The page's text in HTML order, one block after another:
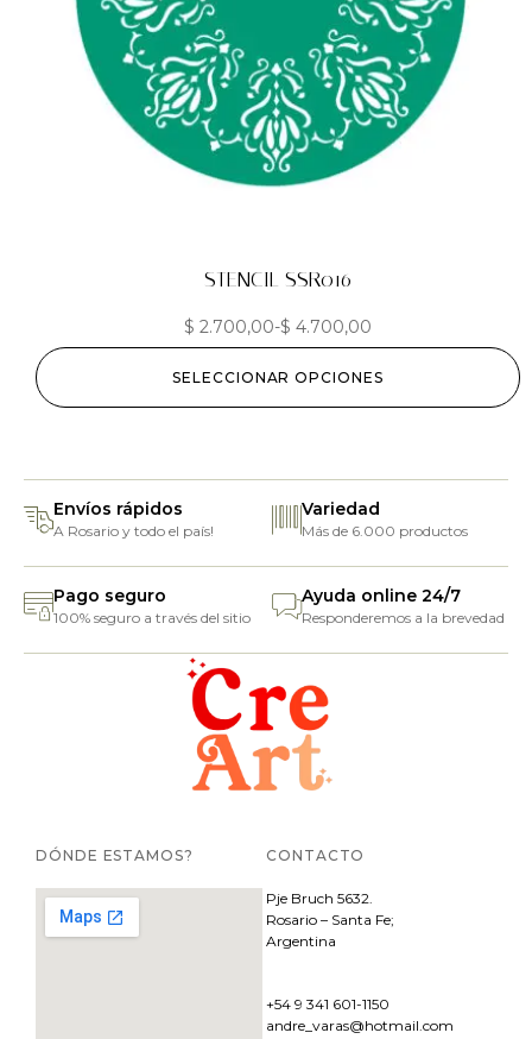
STENCIL SSR016
$ 2.700,00-$ 4.700,00
SELECCIONAR OPCIONES
Envíos rápidos
A Rosario y todo el país!
Variedad
Más de 6.000 productos
Pago seguro
100% seguro a través del sitio
Ayuda online 24/7
Responderemos a la brevedad
DÓNDE ESTAMOS? CONTACTO
Pje Bruch 5632.
Rosario – Santa Fe;
Argentina
+54 9 341 601-1150
andre_varas@hotmail.com